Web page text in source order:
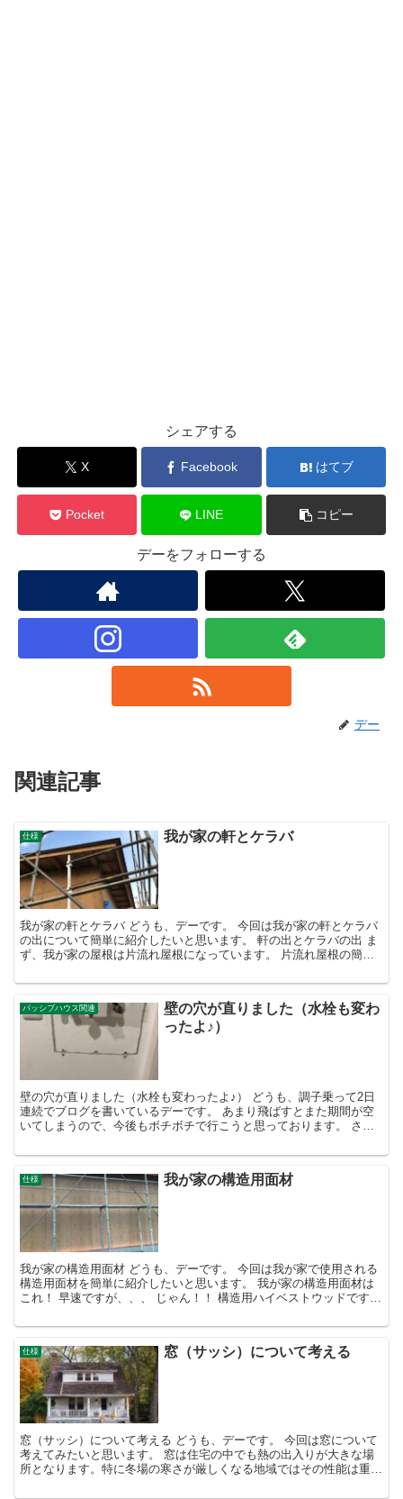
シェアする
X Facebook はてブ
Pocket LINE コピー
デーをフォローする
デー
関連記事
仕様 我が家の軒とケラバ
我が家の軒とケラバ どうも、デーです。 今回は我が家の軒とケラバ
の出について簡単に紹介したいと思います。 軒の出とケラバの出 ま
ず、我が家の屋根は片流れ屋根になっています。 片流れ屋根の簡単
パッシブハウス関連
壁の穴が直りました（水栓も変わ
ったよ♪）
壁の穴が直りました（水栓も変わったよ♪） どうも、調子乗って2日
連続でブログを書いているデーです。 あまり飛ばすとまた期間が空
いてしまうので、今後もボチボチで行こうと思っております。 さ
仕様 我が家の構造用面材
我が家の構造用面材 どうも、デーです。 今回は我が家で使用される
構造用面材を簡単に紹介したいと思います。 我が家の構造用面材は
これ！ 早速ですが、、、 じゃん！！ 構造用ハイベストウッドです。
仕様 窓（サッシ）について考える
窓（サッシ）について考える どうも、デーです。 今回は窓について
考えてみたいと思います。 窓は住宅の中でも熱の出入りが大きな場
所となります。特に冬場の寒さが厳しくなる地域ではその性能は重要